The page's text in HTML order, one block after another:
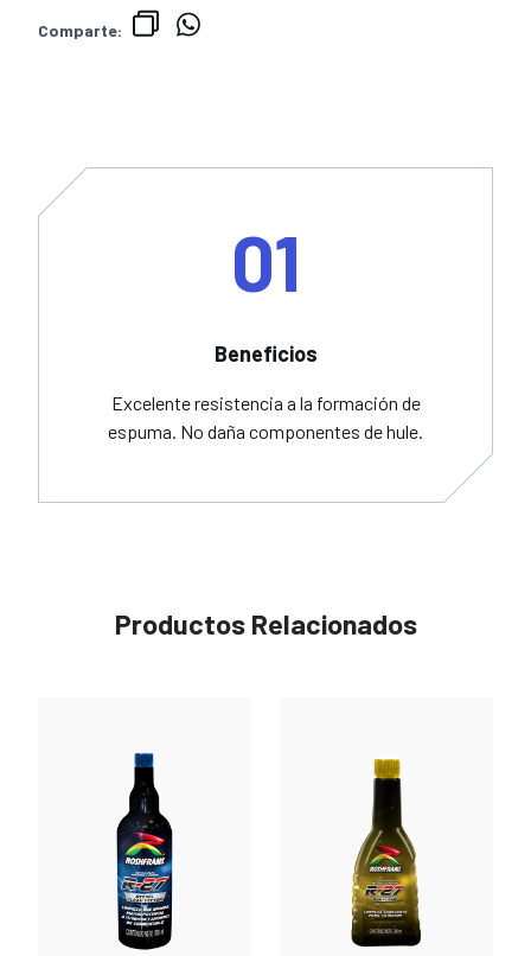
Comparte:
01
Beneficios
Excelente resistencia a la formación de
espuma. No daña componentes de hule.
Productos Relacionados